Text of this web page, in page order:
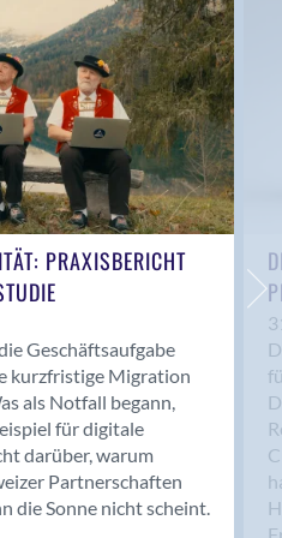
PRAXISBERICHT
Geschäftsaufgabe
kurzfristige Migration
als Notfall begann,
für digitale
darüber, warum
Partnerschaften
die Sonne nicht scheint.